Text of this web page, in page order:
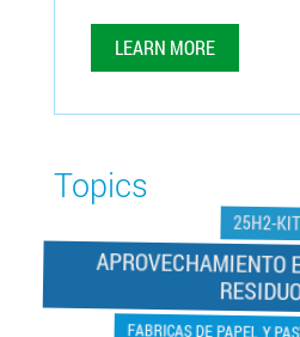
LEARN MORE
Topics
25H2-
APROVECHAMIENTO